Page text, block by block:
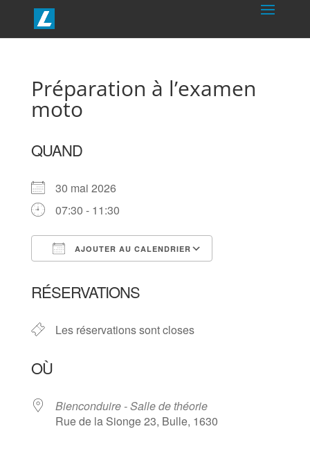
Préparation à l’examen
moto
QUAND
30 mai 2026
07:30 - 11:30
AJOUTER AU CALENDRIER
RÉSERVATIONS
Les réservations sont closes
OÙ
Bienconduire - Salle de théorie
Rue de la Sionge 23, Bulle, 1630